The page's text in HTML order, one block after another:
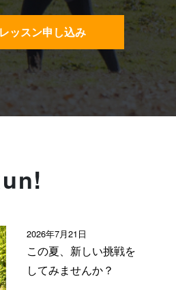
ッスン申し込み
2026年7月21日
この夏、新しい挑戦を
してみませんか？